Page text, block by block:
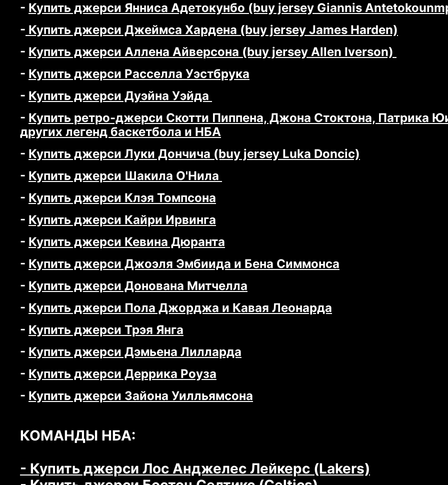
- Купить джерси Янниса Адетокунбо (buy jersey Giannis
- Купить джерси Джеймса Хардена (buy jersey James Harden)
- Купить джерси Аллена Айверсона (buy jersey Allen Iverson)
- Купить джерси Расселла Уэстбрука
- Купить джерси Дуэйна Уэйда
- Купить ретро-джерси Скотти Пиппена, Джона Стоктона, Патрика
других легенд баскетбола и НБА
- Купить джерси Луки Дончича (buy jersey Luka Doncic)
- Купить джерси Шакила О'Нила
- Купить джерси Клэя Томпсона
- Купить джерси Кайри Ирвинга
- Купить джерси Кевина Дюранта
- Купить джерси Джоэля Эмбиида и Бена Симмонса
- Купить джерси Донована Митчелла
- Купить джерси Пола Джорджа и Кавая Леонарда
- Купить джерси Трэя Янга
- Купить джерси Дэмьена Лилларда
- Купить джерси Деррика Роуза
- Купить джерси Зайона Уилльямсона
КОМАНДЫ НБА:
- Купить джерси Лос Анджелес Лейкерс (Lakers)